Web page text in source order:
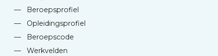
—
Beroepsprofiel
—
Opleidingsprofiel
—
Beroepscode
—
Werkvelden